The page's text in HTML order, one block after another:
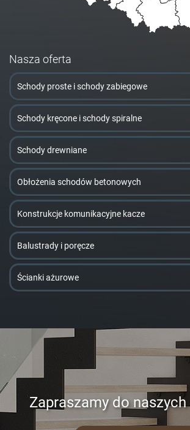
Nasza oferta
Schody proste i schody zabiegowe
Schody kręcone i schody spiralne
Schody drewniane
Obłożenia schodów betonowych
Konstrukcje komunikacyjne kacze
Balustrady i poręcze
Ścianki ażurowe
Zapraszamy do